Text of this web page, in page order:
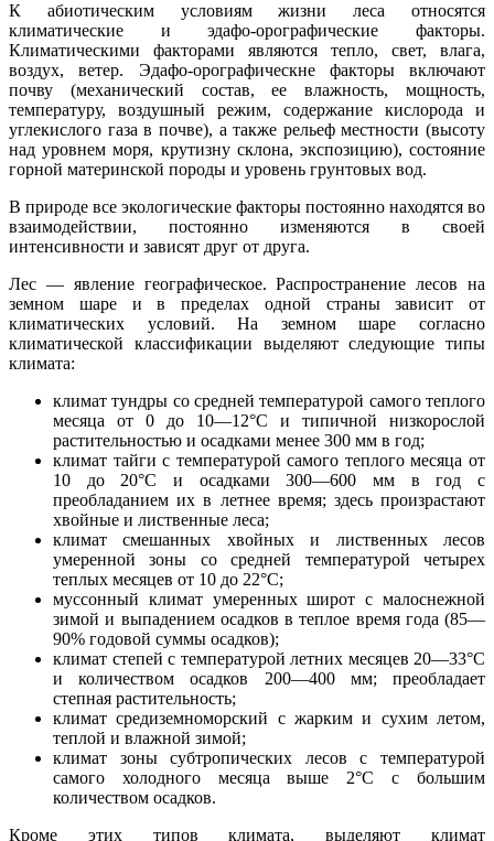
К абиотическим условиям жизни леса относятся
климатические и эдафо-орографические факторы.
Климатическими факторами являются тепло, свет, влага,
воздух, ветер. Эдафо-орографическне факторы включают
почву (механический состав, ее влажность, мощность,
температуру, воздушный режим, содержание кислорода и
углекислого газа в почве), а также рельеф местности (высоту
над уровнем моря, крутизну склона, экспозицию), состояние
горной материнской породы и уровень грунтовых вод.
В природе все экологические факторы постоянно находятся во
взаимодействии, постоянно изменяются в своей
интенсивности и зависят друг от друга.
Лес — явление географическое. Распространение лесов на
земном шаре и в пределах одной страны зависит от
климатических условий. На земном шаре согласно
климатической классификации выделяют следующие типы
климата:
климат тундры со средней температурой самого теплого
месяца от 0 до 10—12°С и типичной низкорослой
растительностью и осадками менее 300 мм в год;
климат тайги с температурой самого теплого месяца от
10 до 20°С и осадками 300—600 мм в год с
преобладанием их в летнее время; здесь произрастают
хвойные и лиственные леса;
климат смешанных хвойных и лиственных лесов
умеренной зоны со средней температурой четырех
теплых месяцев от 10 до 22°С;
муссонный климат умеренных широт с малоснежной
зимой и выпадением осадков в теплое время года (85—
90% годовой суммы осадков);
климат степей с температурой летних месяцев 20—33°С
и количеством осадков 200—400 мм; преобладает
степная растительность;
климат средиземноморский с жарким и сухим летом,
теплой и влажной зимой;
климат зоны субтропических лесов с температурой
самого холодного месяца выше 2°С с большим
количеством осадков.
Кроме этих типов климата, выделяют климат